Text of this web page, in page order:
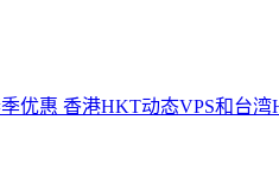
优惠 香港HKT动态VPS和台湾